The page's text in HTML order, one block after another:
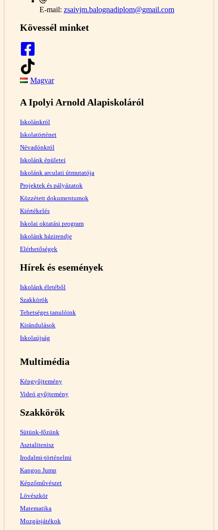
E-mail: zsaivjm.balognadiplom@gmail.com
Kövessél minket
Magyar
A Ipolyi Arnold Alapiskoláról
Iskolánkról
Iskolatörténet
Névadónkról
Iskolánk épületei
Iskolánk arculati útmutatója
Projektek és pályázatok
Közzétett dokumentumok
Kiértékelés
Iskolai oktatási program
Iskolánk házirendje
Elérhetőségek
Hírek és események
Iskolánk életéből
Szakkörök
Tehetséges tanulóink
Kirándulások
Iskolaújság
Multimédia
Képgyűjtemény
Videó gyűjtemény
Szakkörök
Sütünk-főzünk
Asztalitenisz
Irodalmi-történelmi
Kangoo Jump
Képzőművészet
Lövészkör
Matematika
Mozgásjátékok